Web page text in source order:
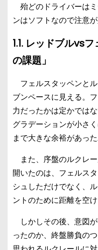
殆どのドライバーは
ンはソフトなので注意が
1.1. レッドブルvs
の課題」
フェルスタッペンと
ブンペースに見える。
力だったかは定かでは
グラデーションが小さ
まで大きな余裕があっ
また、序盤のルクレ
開いたのは、フェルス
シュしただけでなく、
ントのために距離を空
しかしその後、意図
ったのか、終盤勝負の